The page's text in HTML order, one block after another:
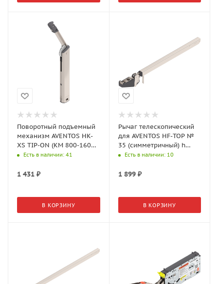
Поворотный подъемный
механизм AVENTOS HK-
XS TIP-ON (КМ 800-1600)
20K1501T
Есть в наличии: 41
1 431 ₽
В КОРЗИНУ
Рычаг телескопический
для AVENTOS HF-TOP №
35 (симметричный) h
корпуса 600-910 мм
Есть в наличии: 10
1 899₽
В КОРЗИНУ